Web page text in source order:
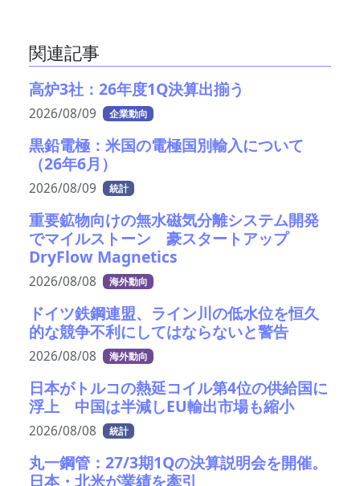
関連記事
高炉3社：26年度1Q決算出揃う
2026/08/09 企業動向
黒鉛電極：米国の電極国別輸入について
（26年6月）
2026/08/09 統計
重要鉱物向けの無水磁気分離システム開発
でマイルストーン 豪スタートアップ
DryFlow Magnetics
2026/08/08 海外動向
ドイツ鉄鋼連盟、ライン川の低水位を恒久
的な競争不利にしてはならないと警告
2026/08/08 海外動向
日本がトルコの熱延コイル第4位の供給国に
浮上 中国は半減しEU輸出市場も縮小
2026/08/08 統計
丸一鋼管：27/3期1Qの決算説明会を開催。
日本・北米が業績を牽引